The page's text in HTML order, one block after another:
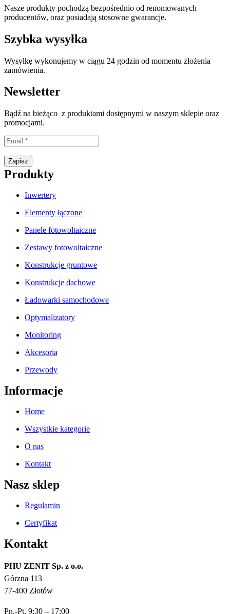
Nasze produkty pochodzą bezpośrednio od renomowanych
producentów, oraz posiadają stosowne gwarancje.
Szybka wysyłka
Wysyłkę wykonujemy w ciągu 24 godzin od momentu złożenia
zamówienia.
Newsletter
Bądź na bieżąco z produktami dostępnymi w naszym sklepie oraz
promocjami.
Zapisz
Produkty
Inwertery
Elementy łączone
Panele fotowoltaiczne
Zestawy fotowoltaiczne
Konstrukcje gruntowe
Konstrukcje dachowe
Ładowarki samochodowe
Optymalizatory
Monitoring
Akcesoria
Przewody
Informacje
Home
Wszystkie kategorie
O nas
Kontakt
Nasz sklep
Regulamin
Certyfikat
Kontakt
PHU ZENIT Sp. z o.o.
Górzna 113
77-400 Złotów
Pn.-Pt. 9:30 – 17:00